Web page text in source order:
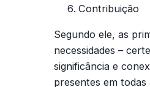
Contribuição
Segundo ele, as
necessidades –
significância e
presentes em todas